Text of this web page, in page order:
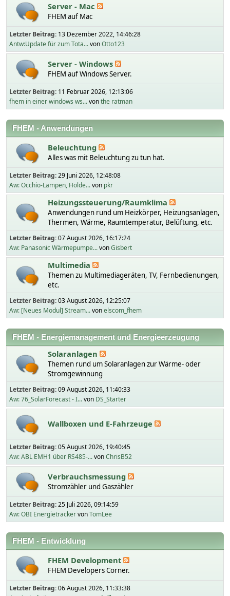
Server - Mac
FHEM auf Mac
Letzter Beitrag: 13 Dezember 2022, 14:46:28
Antw:Update für zum Tota...vonOtto123
Server - Windows
FHEM auf Windows Server.
Letzter Beitrag: 11 Februar 2026, 12:13:06
fhem in einer windows ws...vonthe ratman
FHEM - Anwendungen
Beleuchtung
Alles was mit Beleuchtung zu tun hat.
Letzter Beitrag:29 Juni 2026, 12:48:08
Aw: Occhio-Lampen, Holde...von pkr
Heizungssteuerung/Raumklima
Anwendungen rund um Heizkörper, Heizungsanlagen,
Thermen, Wärme, Raumtemperatur, Belüftung, etc.
Letzter Beitrag:07 August 2026, 16:17:24
Aw: Panasonic Wärmepumpe...vonGisbert
Multimedia
Themen zu Multimediageräten, TV, Fernbedienungen,
etc.
Letzter Beitrag:03 August 2026, 12:25:07
Aw: [Neues Modul] Stream...vonelscom_fhem
FHEM - Energiemanagement und Energieerzeugung
Solaranlagen
Themen rund um Solaranlagen zur Wärme- oder
Stromgewinnung
Letzter Beitrag:09 August 2026, 11:40:33
Aw: 76_SolarForecast - I...von DS_Starter
Wallboxen und E-Fahrzeuge
Letzter Beitrag:05 August 2026, 19:40:45
Aw: ABL EMH1 über RS485-...vonChrisB52
Verbrauchsmessung
Stromzähler und Gaszähler
Letzter Beitrag:25 Juli 2026, 09:14:59
Aw: OBI EnergietrackervonTomLee
FHEM - Entwicklung
FHEM Development
FHEM Developers Corner.
Letzter Beitrag:06 August 2026, 11:33:38